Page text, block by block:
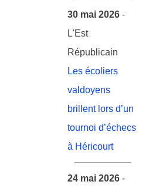
30 mai 2026 -
L'Est
Républicain
Les écoliers
valdoyens
brillent lors d’un
tournoi d’échecs
à Héricourt
24 mai 2026 -